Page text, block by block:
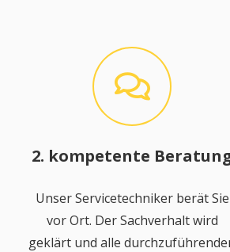
2. kompetente
Unser Servicetechniker berät Sie
vor Ort. Der Sachverhalt wird
geklärt und alle